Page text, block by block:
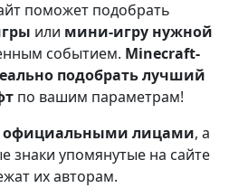
поможет подобрать
или мини-игру нужной
событием. Minecraft-
подобрать лучший
по вашим параметрам!
официальными лицами, а
знаки упомянутые на сайте
их авторам.